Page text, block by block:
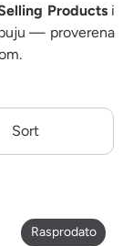
Productsi
— proverena
Sort
Rasprodato